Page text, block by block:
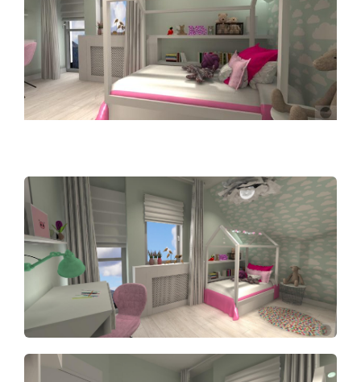
Image